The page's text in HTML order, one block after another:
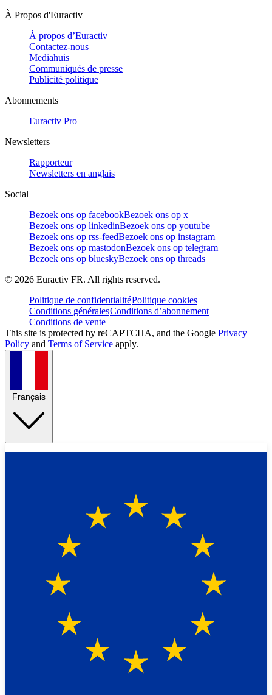
À Propos d'Euractiv
À propos d’Euractiv
Contactez-nous
Mediahuis
Communiqués de presse
Publicité politique
Abonnements
Euractiv Pro
Newsletters
Rapporteur
Newsletters en anglais
Social
Bezoek ons op facebookBezoek ons op x
Bezoek ons op linkedinBezoek ons op youtube
Bezoek ons op rss-feedBezoek ons op instagram
Bezoek ons op mastodonBezoek ons op telegram
Bezoek ons op blueskyBezoek ons op threads
© 2026 Euractiv FR. All rights reserved.
Politique de confidentialitéPolitique cookies
Conditions généralesConditions d’abonnement
Conditions de vente
This site is protected by reCAPTCHA, and the Google Privacy
Policy and Terms of Service apply.
Français